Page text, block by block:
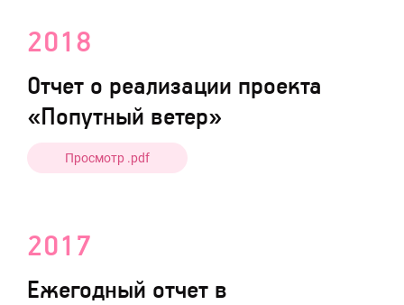
2018
Отчет о реализации проекта
«Попутный ветер»
Просмотр .pdf
2017
Ежегодный отчет в